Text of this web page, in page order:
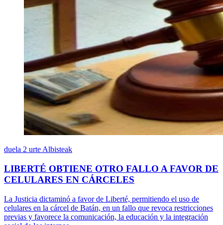
duela 2 urte Albisteak
LIBERTÉ OBTIENE OTRO FALLO A FAVOR DE
CELULARES EN CÁRCELES
La Justicia dictaminó a favor de Liberté, permitiendo el uso de
celulares en la cárcel de Batán, en un fallo que revoca restricciones
previas y favorece la comunicación, la educación y la integración